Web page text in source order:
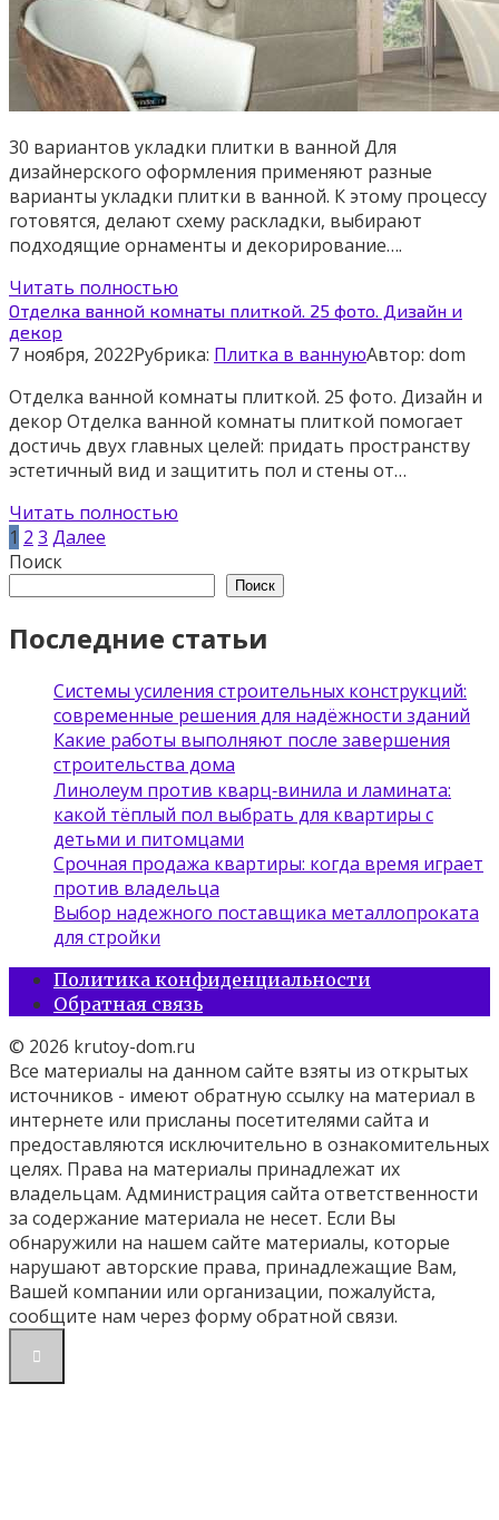
30 вариантов укладки плитки в ванной Для
дизайнерского оформления применяют разные
варианты укладки плитки в ванной. К этому процессу
готовятся, делают схему раскладки, выбирают
подходящие орнаменты и декорирование….
Читать полностью
Отделка ванной комнаты плиткой. 25 фото. Дизайн и
декор
7 ноября, 2022Рубрика: Плитка в ваннуюАвтор: dom
Отделка ванной комнаты плиткой. 25 фото. Дизайн и
декор Отделка ванной комнаты плиткой помогает
достичь двух главных целей: придать пространству
эстетичный вид и защитить пол и стены от…
Читать полностью
Пагинация
записей
1 2 3 Далее
Поиск
Поиск
Последние статьи
Системы усиления строительных конструкций:
современные решения для надёжности зданий
Какие работы выполняют после завершения
строительства дома
Линолеум против кварц‑винила и ламината:
какой тёплый пол выбрать для квартиры с
детьми и питомцами
Срочная продажа квартиры: когда время играет
против владельца
Выбор надежного поставщика металлопроката
для стройки
Политика конфиденциальности
Обратная связь
© 2026 krutoy-dom.ru
Все материалы на данном сайте взяты из открытых
источников - имеют обратную ссылку на материал в
интернете или присланы посетителями сайта и
предоставляются исключительно в ознакомительных
целях. Права на материалы принадлежат их
владельцам. Администрация сайта ответственности
за содержание материала не несет. Если Вы
обнаружили на нашем сайте материалы, которые
нарушают авторские права, принадлежащие Вам,
Вашей компании или организации, пожалуйста,
сообщите нам через форму обратной связи.